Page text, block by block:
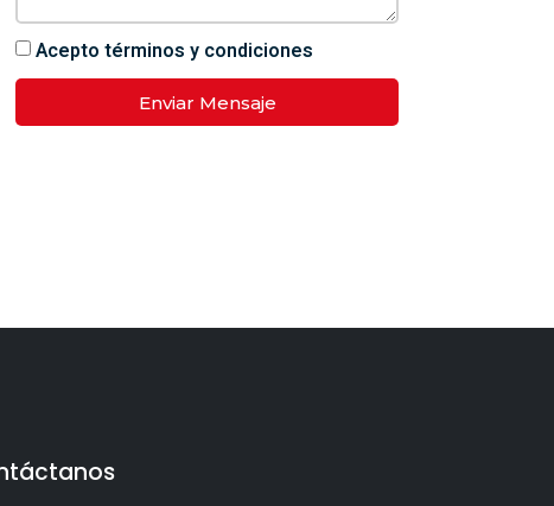
Acepto términos y condiciones
Enviar Mensaje